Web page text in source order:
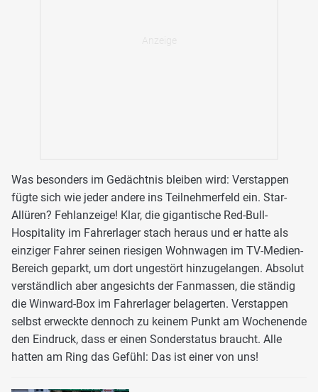
Was besonders im Gedächtnis bleiben wird: Verstappen
fügte sich wie jeder andere ins Teilnehmerfeld ein. Star-
Allüren? Fehlanzeige! Klar, die gigantische Red-Bull-
Hospitality im Fahrerlager stach heraus und er hatte als
einziger Fahrer seinen riesigen Wohnwagen im TV-Medien-
Bereich geparkt, um dort ungestört hinzugelangen. Absolut
verständlich aber angesichts der Fanmassen, die ständig
die Winward-Box im Fahrerlager belagerten. Verstappen
selbst erweckte dennoch zu keinem Punkt am Wochenende
den Eindruck, dass er einen Sonderstatus braucht. Alle
hatten am Ring das Gefühl: Das ist einer von uns!